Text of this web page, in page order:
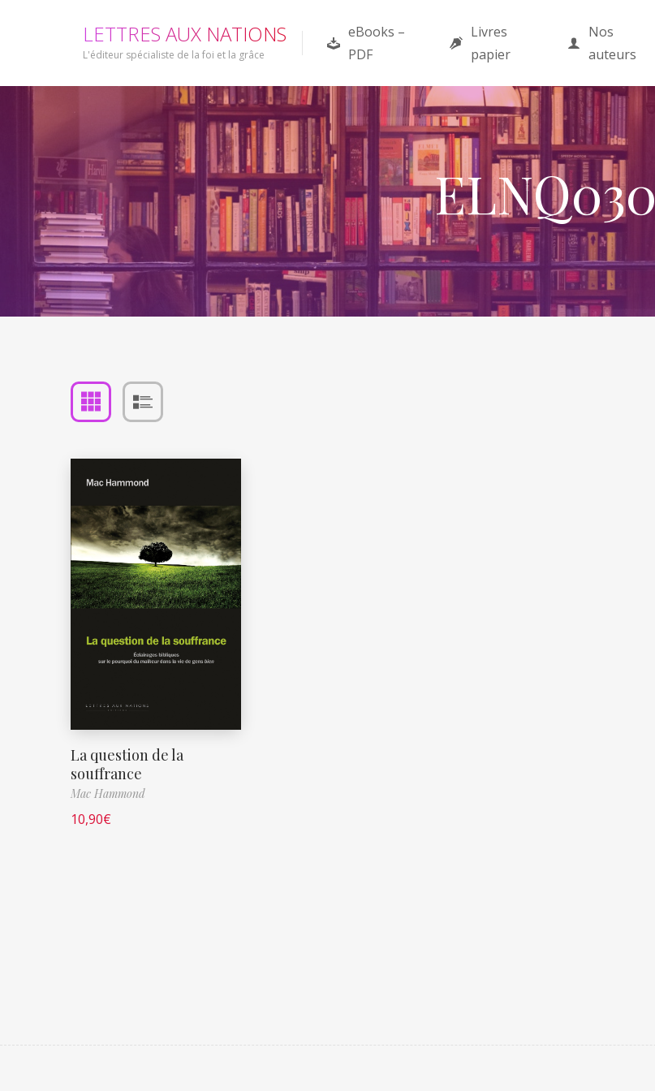
LETTRES AUX NATIONS
L'éditeur spécialiste de la foi et la grâce
eBooks –
PDF
Livres
papier
Nos
auteurs
ELNQ030
La question de la
souffrance
Mac Hammond
10,90€